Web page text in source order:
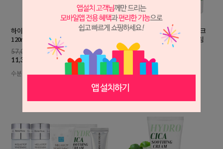
하이드로 대용량 시카 수분크림
120mlx2개+포장
57,000원
11,300원
수분공급 촉촉한피부 피부진정
화이트닝 리필3종(스킨+로션+미백크
림)+아이크림+시카 대용량 수분크림
124,000원
21,900원
미백기능성/주름개선기능성/수분공